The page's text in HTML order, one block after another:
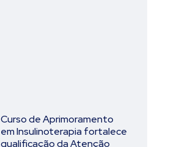
Curso de Aprimoramento
em Insulinoterapia fortalece
qualificação da Atenção